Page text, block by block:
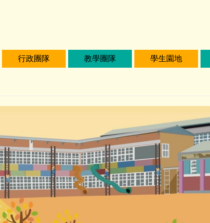
行政團隊 教學團隊 學生園地